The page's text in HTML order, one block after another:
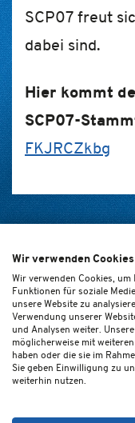
SCP07 freut
dabei sind.
Hier kommt
SCP07-
FKJRCZkbg
Home Kontakt
Datenschutz
Wir verwenden Cookies
Wir verwenden Cookies,
Funktionen für soziale
unsere Website zu
Verwendung unserer
und Analysen weiter.
möglicherweise mit
haben oder die sie im
Sie geben Einwilligung zu
weiterhin nutzen.